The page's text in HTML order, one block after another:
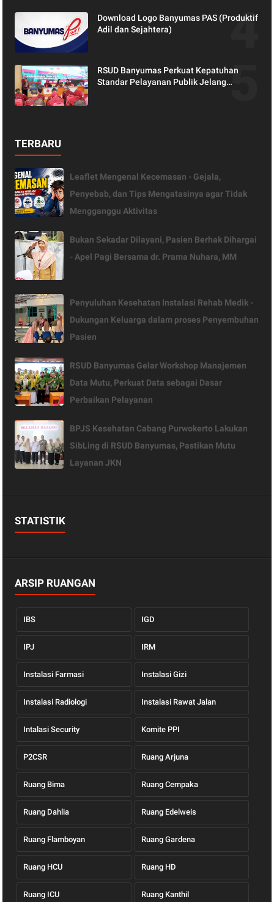
Download Logo Banyumas PAS (Produktif
Adil dan Sejahtera)
RSUD Banyumas Perkuat Kepatuhan
Standar Pelayanan Publik Jelang
TERBARU
Leaflet Mengenal Kecemasan - Gejala,
Penyebab, dan Tips Mengatasinya agar Tidak
Mengganggu Aktivitas
Bukan Sekadar Dilayani, Pasien Berhak Dihargai
- Apel Pagi Bersama dr. Prama Nuhara, MM
Penyuluhan Kesehatan Instalasi Rehab Medik -
Dukungan Keluarga dalam proses Penyembuhan
Pasien
RSUD Banyumas Gelar Workshop Manajemen
Data Mutu, Perkuat Data sebagai Dasar
Perbaikan Pelayanan
BPJS Kesehatan Cabang Purwokerto Lakukan
SibLing di RSUD Banyumas, Pastikan Mutu
Layanan JKN
STATISTIK
ARSIP RUANGAN
IBS IGD
IPJ IRM
Instalasi Farmasi Instalasi Gizi
Instalasi Radiologi Instalasi Rawat Jalan
Intalasi Security Komite PPI
P2CSR Ruang Arjuna
Ruang Bima Ruang Cempaka
Ruang Dahlia Ruang Edelweis
Ruang Flamboyan Ruang Gardena
Ruang HCU Ruang HD
Ruang ICU Ruang Kanthil